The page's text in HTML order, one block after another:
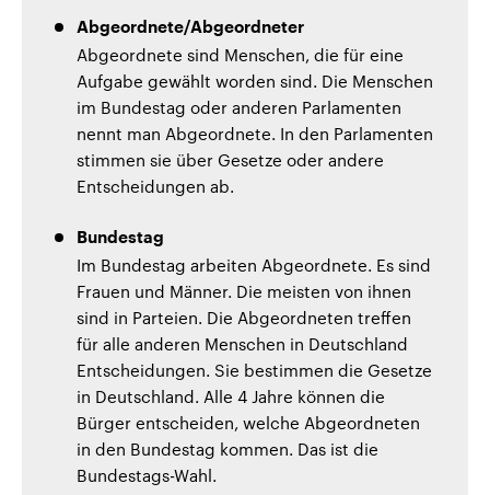
Abgeordnete/Abgeordneter
Abgeordnete sind Menschen, die für eine
Aufgabe gewählt worden sind. Die Menschen
im Bundestag oder anderen Parlamenten
nennt man Abgeordnete. In den Parlamenten
stimmen sie über Gesetze oder andere
Entscheidungen ab.
Bundestag
Im Bundestag arbeiten Abgeordnete. Es sind
Frauen und Männer. Die meisten von ihnen
sind in Parteien. Die Abgeordneten treffen
für alle anderen Menschen in Deutschland
Entscheidungen. Sie bestimmen die Gesetze
in Deutschland. Alle 4 Jahre können die
Bürger entscheiden, welche Abgeordneten
in den Bundestag kommen. Das ist die
Bundestags-Wahl.